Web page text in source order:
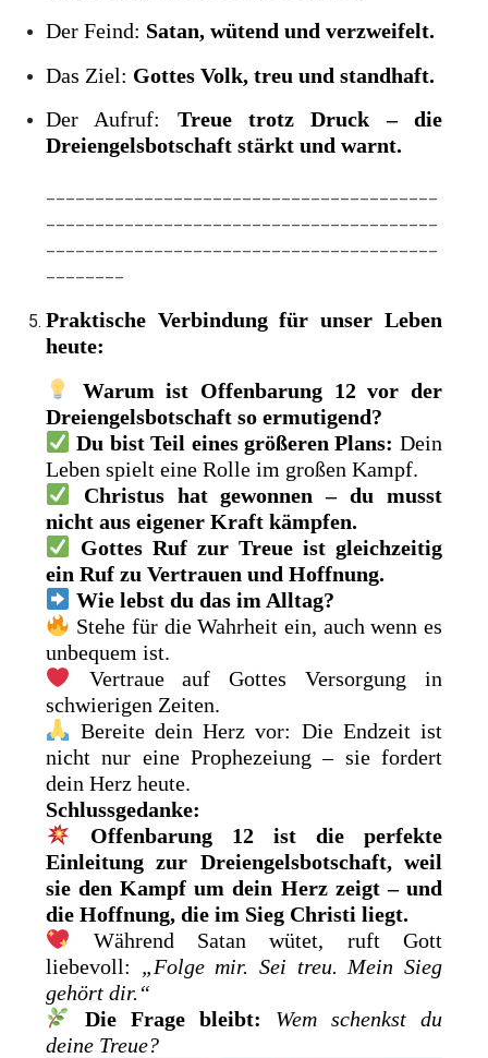
Der Feind: Satan, wütend und verzweifelt.
Das Ziel: Gottes Volk, treu und standhaft.
Der Aufruf: Treue trotz Druck – die
Dreiengelsbotschaft stärkt und warnt.
Praktische Verbindung für unser Leben
heute:
Warum ist Offenbarung 12 vor der
Dreiengelsbotschaft so ermutigend?
Du bist Teil eines größeren Plans: Dein
Leben spielt eine Rolle im großen Kampf.
Christus hat gewonnen – du musst
nicht aus eigener Kraft kämpfen.
Gottes Ruf zur Treue ist gleichzeitig
ein Ruf zu Vertrauen und Hoffnung.
Wie lebst du das im Alltag?
Stehe für die Wahrheit ein, auch wenn es
unbequem ist.
Vertraue auf Gottes Versorgung in
schwierigen Zeiten.
Bereite dein Herz vor: Die Endzeit ist
nicht nur eine Prophezeiung – sie fordert
dein Herz heute.
Schlussgedanke:
Offenbarung 12 ist die perfekte
Einleitung zur Dreiengelsbotschaft, weil
sie den Kampf um dein Herz zeigt – und
die Hoffnung, die im Sieg Christi liegt.
Während Satan wütet, ruft Gott
liebevoll: „Folge mir. Sei treu. Mein Sieg
gehört dir.“
Die Frage bleibt:
Wem schenkst du
deine Treue?